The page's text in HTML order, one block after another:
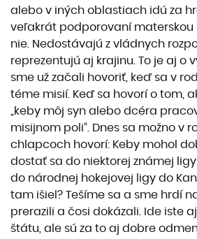
alebo v iných oblastiach idú za
veľakrát podporovaní materskou
nie. Nedostávajú z vládnych
reprezentujú aj krajinu. To je aj o
sme už začali hovoriť, keď sa v
téme misií. Keď sa hovorí o tom,
„keby môj syn alebo dcéra
misijnom poli“. Dnes sa možno v
chlapcoch hovorí: Keby mohol
dostať sa do niektorej známej
do národnej hokejovej ligy do
tam išiel? Tešíme sa a sme hrdí
prerazili a čosi dokázali. Ide iste
štátu, ale sú za to aj dobre